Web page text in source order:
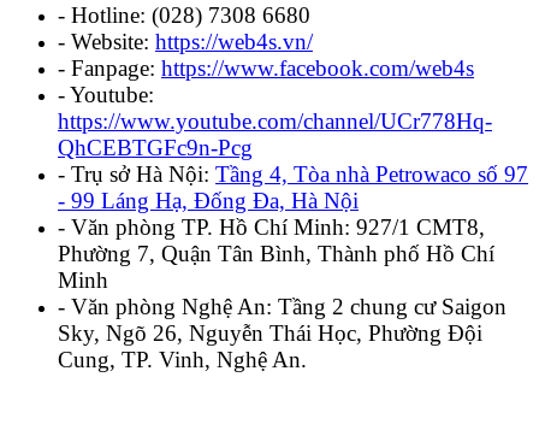
- Hotline: (028) 7308 6680
- Website: https://web4s.vn/
- Fanpage: https://www.facebook.com/web4s
- Youtube:
https://www.youtube.com/channel/UCr778Hq-
QhCEBTGFc9n-Pcg
- Trụ sở Hà Nội: Tầng 4, Tòa nhà Petrowaco số 97
- 99 Láng Hạ, Đống Đa, Hà Nội
- Văn phòng TP. Hồ Chí Minh: 927/1 CMT8,
Phường 7, Quận Tân Bình, Thành phố Hồ Chí
Minh
- Văn phòng Nghệ An: Tầng 2 chung cư Saigon
Sky, Ngõ 26, Nguyễn Thái Học, Phường Đội
Cung, TP. Vinh, Nghệ An.